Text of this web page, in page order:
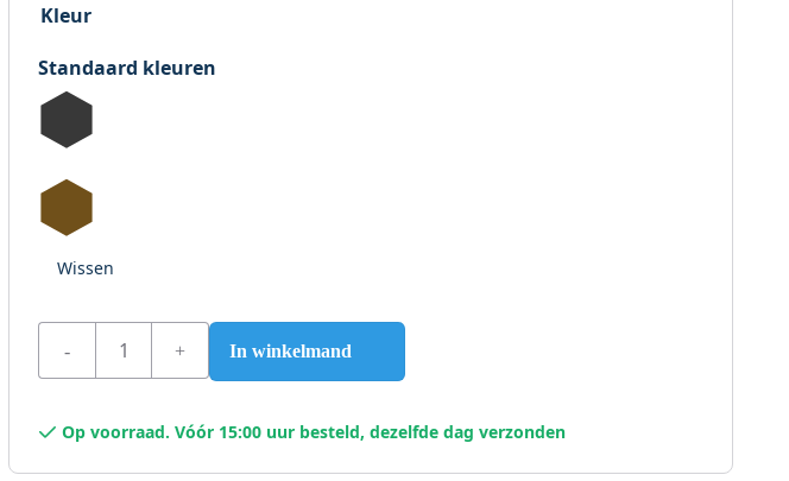
Kleur
Standaard kleuren
Wissen
Wixx Belgische Carboleum aantal
In winkelmand
Op voorraad. Vóór 15:00 uur besteld, dezelfde dag verzonden